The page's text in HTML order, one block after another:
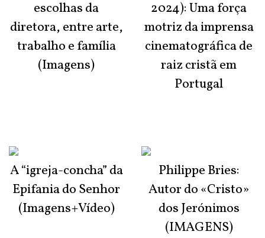
escolhas da
diretora, entre arte,
trabalho e família
(Imagens)
A “igreja-concha” da
Epifania do Senhor
(Imagens+Vídeo)
2024): Uma força
motriz da imprensa
cinematográfica de
raiz cristã em
Portugal
Philippe Bries:
Autor do «Cristo»
dos Jerónimos
(IMAGENS)